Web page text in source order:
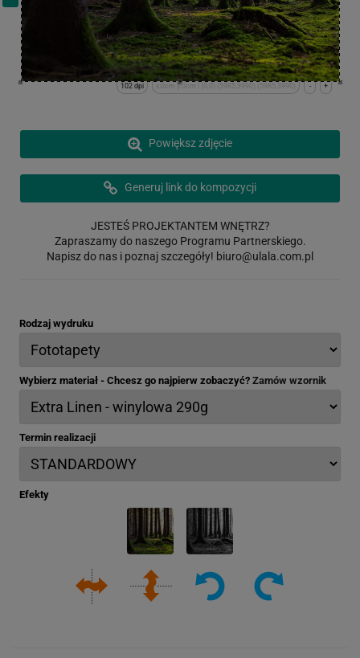
+
-
x:0cm y:0cm | (0,0) (5985,3990) (5985,3990)
102 dpi
Powiększ zdjęcie
Generuj link do kompozycji
JESTEŚ PROJEKTANTEM WNĘTRZ?
Zapraszamy do naszego Programu Partnerskiego.
Napisz do nas i poznaj szczegóły! biuro@ulala.com.pl
Rodzaj wydruku
Wybierz materiał - Chcesz go najpierw zobaczyć? Zamów wzornik
Termin realizacji
Efekty